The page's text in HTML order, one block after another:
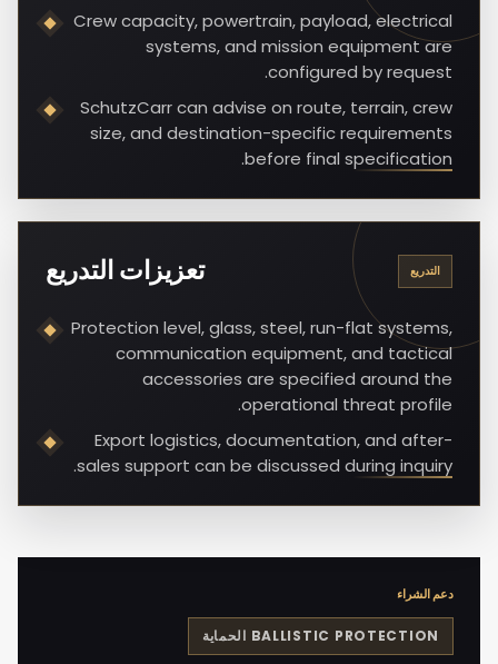
Crew capacity, powertrain, payload, electrical
systems, and mission equipment are
configured by request.
SchutzCarr can advise on route, terrain, crew
size, and destination-specific requirements
before final specification.
التدريع تعزيزات التدريع
Protection level, glass, steel, run-flat systems,
communication equipment, and tactical
accessories are specified around the
operational threat profile.
Export logistics, documentation, and after-
sales support can be discussed during inquiry.
دعم الشراء
BALLISTIC PROTECTION الحماية